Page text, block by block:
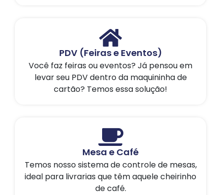
PDV (Feiras e Eventos)
Você faz feiras ou eventos? Já pensou em
levar seu PDV dentro da maquininha de
cartão? Temos essa solução!
Mesa e Café
Temos nosso sistema de controle de mesas,
ideal para livrarias que têm aquele cheirinho
de café.